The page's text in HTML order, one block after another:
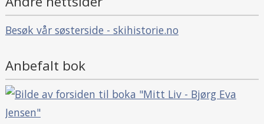
Besøk vår søsterside - skihistorie.no
Anbefalt bok